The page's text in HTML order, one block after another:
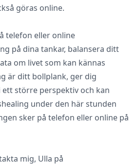
göras online.
telefon eller online
på dina tankar, balansera ditt
om livet som kan kännas
är ditt bollplank, ger dig
större perspektiv och kan
under den här stunden
sker på telefon eller online på
mig, Ulla på